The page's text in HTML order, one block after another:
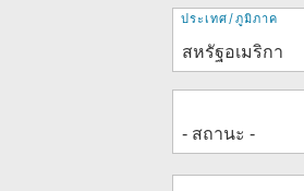
ที่
อยู่
ประเทศ/ภูมิภาค